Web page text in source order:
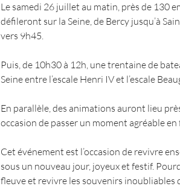
Le samedi 26 juillet au matin, près de 130
défileront sur la Seine, de Bercy jusqu’à
vers 9h45.
Puis, de 10h30 à 12h, une trentaine de
Seine entre l’escale Henri IV et l’escale
En parallèle, des animations auront lieu
occasion de passer un moment agréable
Cet événement est l’occasion de revivre
sous un nouveau jour, joyeux et festif.
fleuve et revivre les souvenirs inoubliables